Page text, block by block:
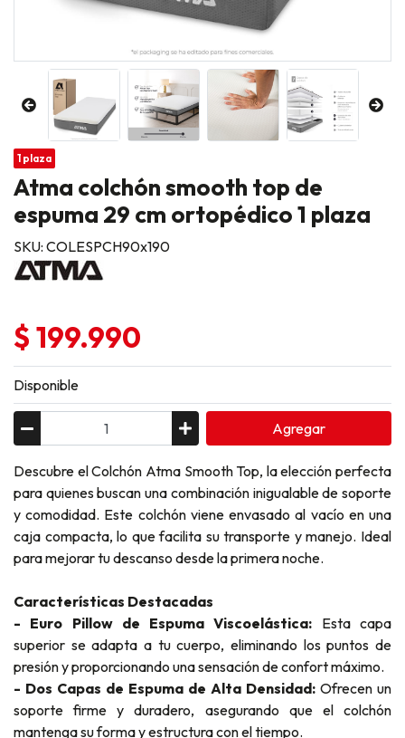
1 plaza
Atma colchón smooth top de
espuma 29 cm ortopédico 1 plaza
SKU: COLESPCH90x190
$ 199.990
Disponible
Agregar
Descubre el Colchón Atma Smooth Top, la elección perfecta
para quienes buscan una combinación inigualable de soporte
y comodidad. Este colchón viene envasado al vacío en una
caja compacta, lo que facilita su transporte y manejo. Ideal
para mejorar tu descanso desde la primera noche.
Características Destacadas
- Euro Pillow de Espuma Viscoelástica: Esta capa
superior se adapta a tu cuerpo, eliminando los puntos de
presión y proporcionando una sensación de confort máximo.
- Dos Capas de Espuma de Alta Densidad: Ofrecen un
soporte firme y duradero, asegurando que el colchón
mantenga su forma y estructura con el tiempo.